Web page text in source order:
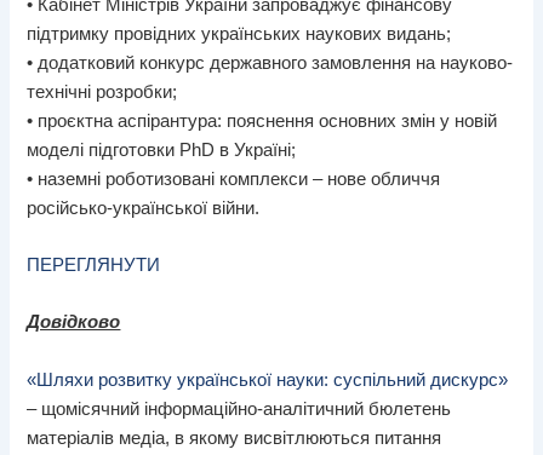
• Кабінет Міністрів України запроваджує фінансову
підтримку провідних українських наукових видань;
• додатковий конкурс державного замовлення на науково-
технічні розробки;
• проєктна аспірантура: пояснення основних змін у новій
моделі підготовки PhD в Україні;
• наземні роботизовані комплекси – нове обличчя
російсько-української війни.
ПЕРЕГЛЯНУТИ
Довідково
«Шляхи розвитку української науки: суспільний дискурс»
– щомісячний інформаційно-аналітичний бюлетень
матеріалів медіа, в якому висвітлюються питання